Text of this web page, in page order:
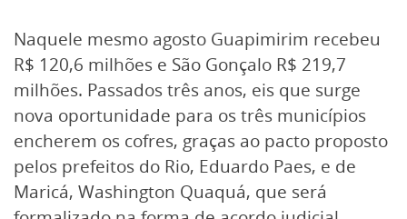
Naquele mesmo agosto Guapimirim recebeu
R$ 120,6 milhões e São Gonçalo R$ 219,7
milhões. Passados três anos, eis que surge
nova oportunidade para os três municípios
encherem os cofres, graças ao pacto proposto
pelos prefeitos do Rio, Eduardo Paes, e de
Maricá, Washington Quaquá, que será